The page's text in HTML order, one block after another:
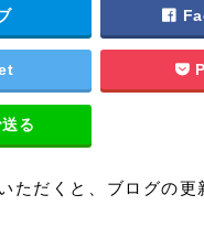
る
ただくと、ブログの更